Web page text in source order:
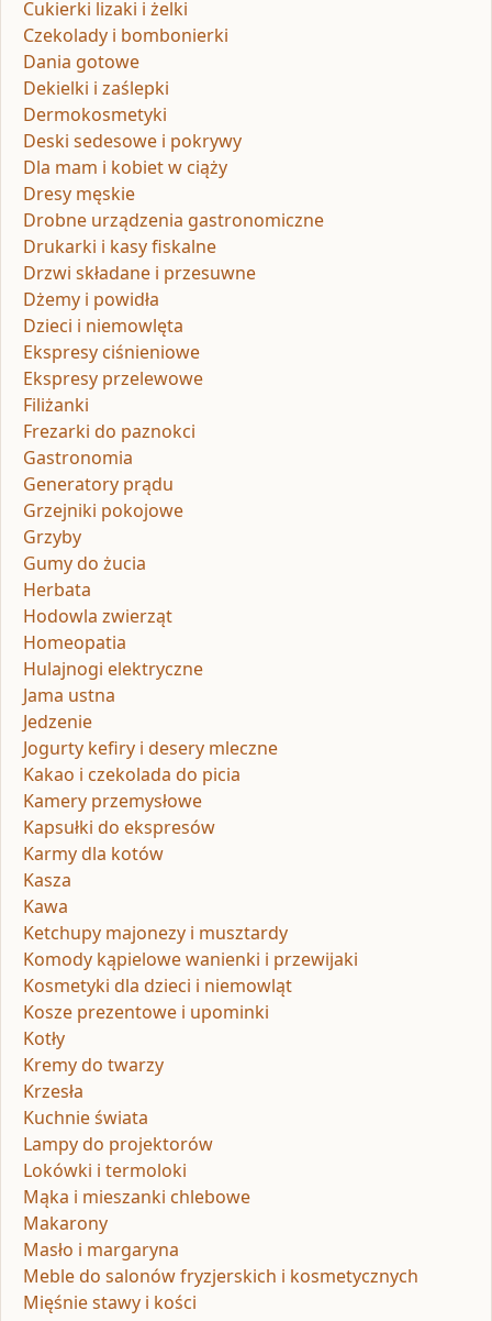
Cukierki lizaki i żelki
Czekolady i bombonierki
Dania gotowe
Dekielki i zaślepki
Dermokosmetyki
Deski sedesowe i pokrywy
Dla mam i kobiet w ciąży
Dresy męskie
Drobne urządzenia gastronomiczne
Drukarki i kasy fiskalne
Drzwi składane i przesuwne
Dżemy i powidła
Dzieci i niemowlęta
Ekspresy ciśnieniowe
Ekspresy przelewowe
Filiżanki
Frezarki do paznokci
Gastronomia
Generatory prądu
Grzejniki pokojowe
Grzyby
Gumy do żucia
Herbata
Hodowla zwierząt
Homeopatia
Hulajnogi elektryczne
Jama ustna
Jedzenie
Jogurty kefiry i desery mleczne
Kakao i czekolada do picia
Kamery przemysłowe
Kapsułki do ekspresów
Karmy dla kotów
Kasza
Kawa
Ketchupy majonezy i musztardy
Komody kąpielowe wanienki i przewijaki
Kosmetyki dla dzieci i niemowląt
Kosze prezentowe i upominki
Kotły
Kremy do twarzy
Krzesła
Kuchnie świata
Lampy do projektorów
Lokówki i termoloki
Mąka i mieszanki chlebowe
Makarony
Masło i margaryna
Meble do salonów fryzjerskich i kosmetycznych
Mięśnie stawy i kości